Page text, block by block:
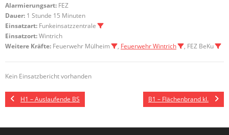
Alarmierungsart: FEZ
Dauer: 1 Stunde 15 Minuten
Einsatzart: Funkeinsatzzentrale
Einsatzort:Wintrich
Weitere Kräfte: Feuerwehr Mülheim , Feuerwehr Wintrich , FEZ BeKu
Kein Einsatzbericht vorhanden
H1 – Auslaufende BS B1 – Flächenbrand kl.